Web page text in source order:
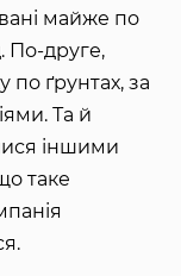
майже по
По-друге,
по ґрунтах, за
Та й
іншими
таке